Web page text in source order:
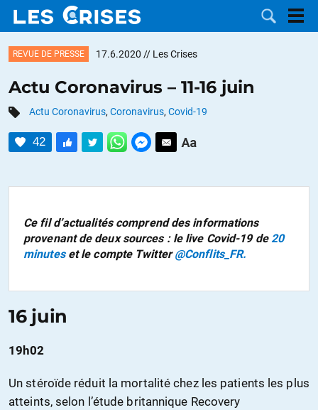
LES
NOUS
REVUE DE PRESSE 17.6.2020 // Les Crises
Actu Coronavirus – 11-16 juin
Actu Coronavirus, Coronavirus, Covid-19
42
Ce fil d’actualités comprend des informations
provenant de deux sources : le liveCovid-19 de20
minuteset le compte Twitter@Conflits_FR.
16 juin
19h02
Un stéroïde réduit la mortalité chez les patients les plus
atteints, selon l’étude britannique Recovery